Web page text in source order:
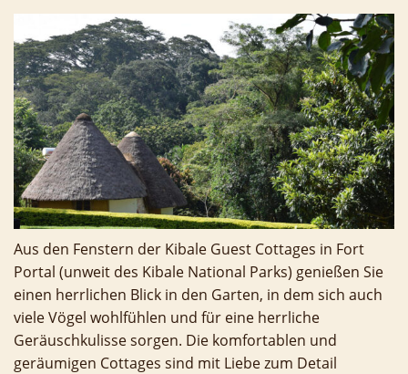
Aus den Fenstern der Kibale Guest Cottages in Fort
Portal (unweit des Kibale National Parks) genießen Sie
einen herrlichen Blick in den Garten, in dem sich auch
viele Vögel wohlfühlen und für eine herrliche
Geräuschkulisse sorgen. Die komfortablen und
geräumigen Cottages sind mit Liebe zum Detail